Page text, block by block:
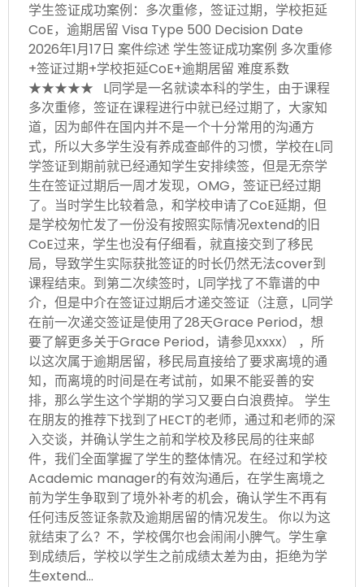
学生签证成功案例：多次重修，签证过期，学校拒延
CoE，逾期居留 Visa Type 500 Decision Date
2026年1月17日 案件综述 学生签证成功案例 多次重修
+签证过期+学校拒延CoE+逾期居留 难度系数
★★★★★ L同学是一名就读本科的学生，由于课程
多次重修，签证在课程进行中就已经过期了，大家知
道，因为邮件在国内并不是一个十分常用的沟通方
式，所以大多学生没有养成查邮件的习惯，学校在L同
学签证到期前就已经通知学生安排续签，但是无奈学
生在签证过期后一周才发现，OMG，签证已经过期
了。当时学生比较着急，和学校申请了CoE延期，但
是学校匆忙发了一份没有按照实际情况extend的旧
CoE过来，学生也没有仔细看，就直接交到了移民
局，导致学生实际获批签证的时长仍然无法cover到
课程结束。到第二次续签时，L同学找了不靠谱的中
介，但是中介在签证过期后才递交签证（注意，L同学
在前一次递交签证是使用了28天Grace Period，想
要了解更多关于Grace Period，请参见xxxx） ，所
以这次属于逾期居留，移民局直接给了要求离境的通
知，而离境的时间是在考试前，如果不能妥善的安
排，那么学生这个学期的学习又要白白浪费掉。 学生
在朋友的推荐下找到了HECT的老师，通过和老师的深
入交谈，并确认学生之前和学校及移民局的往来邮
件，我们全面掌握了学生的整体情况。在经过和学校
Academic manager的有效沟通后，在学生离境之
前为学生争取到了境外补考的机会，确认学生不再有
任何违反签证条款及逾期居留的情况发生。 你以为这
就结束了么？不，学校偶尔也会闹闹小脾气。学生拿
到成绩后，学校以学生之前成绩太差为由，拒绝为学
生extend…